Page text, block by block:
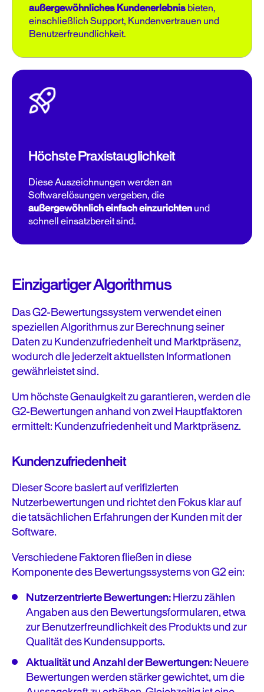
außergewöhnliches Kundenerlebnisbieten,
einschließlich Support, Kundenvertrauen und
Benutzerfreundlichkeit.
Höchste Praxistauglichkeit
Diese Auszeichnungen werden an
Softwarelösungen vergeben, die
außergewöhnlich einfach einzurichtenund
schnell einsatzbereit sind.
Einzigartiger Algorithmus
Das G2-Bewertungssystem verwendet einen
speziellen Algorithmus zur Berechnung seiner
Daten zu Kundenzufriedenheit und Marktpräsenz,
wodurch die jederzeit aktuellsten Informationen
gewährleistet sind.
Um höchste Genauigkeit zu garantieren, werden die
G2-Bewertungen anhand von zwei Hauptfaktoren
ermittelt: Kundenzufriedenheit und Marktpräsenz.
Kundenzufriedenheit
Dieser Score basiert auf verifizierten
Nutzerbewertungen und richtet den Fokus klar auf
die tatsächlichen Erfahrungen der Kunden mit der
Software.
Verschiedene Faktoren fließen in diese
Komponente des Bewertungssystems von G2 ein:
Nutzerzentrierte Bewertungen:Hierzu zählen
Angaben aus den Bewertungsformularen, etwa
zur Benutzerfreundlichkeit des Produkts und zur
Qualität des Kundensupports.
Aktualität und Anzahl der Bewertungen:Neuere
Bewertungen werden stärker gewichtet, um die